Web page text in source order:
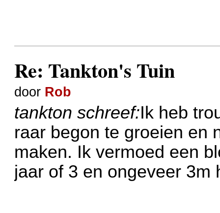
Re: Tankton's Tuin
door Rob
tankton schreef:Ik heb
raar begon te groeien en
maken. Ik vermoed een
jaar of 3 en ongeveer 3m